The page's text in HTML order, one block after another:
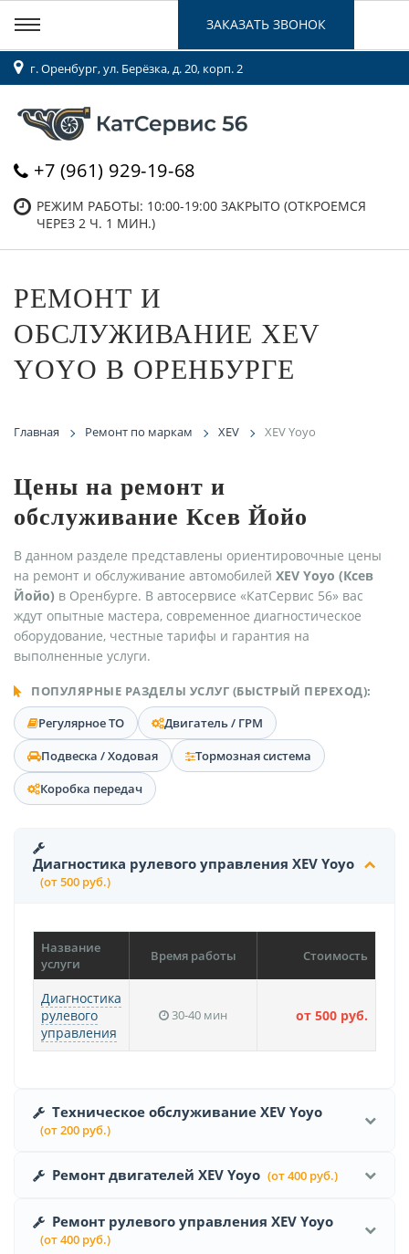
г. Оренбург, ул. Берёзка, д. 20, корп. 2
+7 (961) 929-19-68
РЕЖИМ РАБОТЫ: 10:00-19:00 ЗАКРЫТО (ОТКРОЕМСЯ
ЧЕРЕЗ 2 Ч. 1 МИН.)
ЗАКАЗАТЬ ЗВОНОК
РЕМОНТ И
ОБСЛУЖИВАНИЕ XEV
YOYO В ОРЕНБУРГЕ
Главная Ремонт по маркам XEV XEV Yoyo
Цены на ремонт и
обслуживание Ксев Йойо
В данном разделе представлены ориентировочные цены
на ремонт и обслуживание автомобилей XEV Yoyo (Ксев
Йойо) в Оренбурге. В автосервисе «КатСервис 56» вас
ждут опытные мастера, современное диагностическое
оборудование, честные тарифы и гарантия на
выполненные услуги.
ПОПУЛЯРНЫЕ РАЗДЕЛЫ УСЛУГ (БЫСТРЫЙ ПЕРЕХОД):
Регулярное ТО
Двигатель / ГРМ
Подвеска / Ходовая
Тормозная система
Коробка передач
Диагностика рулевого управления XEV Yoyo
(от 500 руб.)
Название
услуги
Время работы Стоимость
Диагностика
рулевого
управления
30-40 мин от 500 руб.
Техническое обслуживание XEV Yoyo
(от 200 руб.)
Ремонт двигателей XEV Yoyo (от 400 руб.)
Ремонт рулевого управления XEV Yoyo
(от 400 руб.)